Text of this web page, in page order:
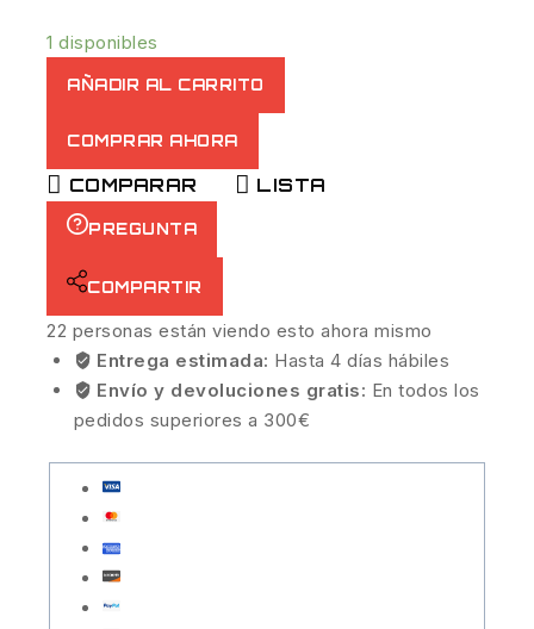
1 disponibles
AÑADIR AL CARRITO
COMPRAR AHORA
COMPARAR LISTA
PREGUNTA
COMPARTIR
22 personas están viendo esto ahora mismo
Entrega estimada: Hasta 4 días hábiles
Envío y devoluciones gratis: En todos los
pedidos superiores a 300€